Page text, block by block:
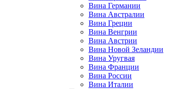
Вина Германии
Вина Австралии
Вина Греции
Вина Венгрии
Вина Австрии
Вина Новой Зеландии
Вина Уругвая
Вина Франции
Вина России
Вина Италии